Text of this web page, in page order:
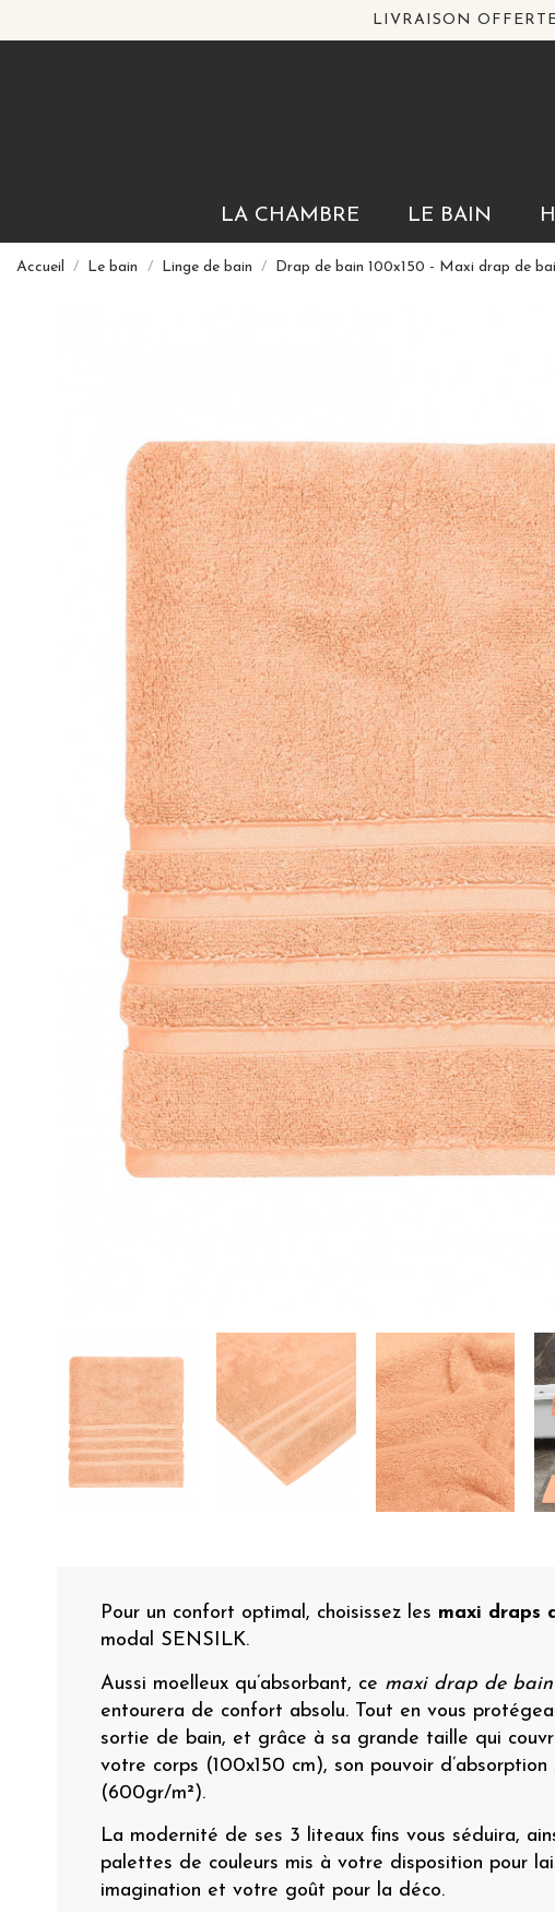
LIVRAISON
LA CHAMBRE LE BAIN
Accueil Le bain Linge de bain Drap de bain 100x150 - Maxi drap de
Pour un confort optimal, choisissez les maxi draps
modal SENSILK.
Aussi moelleux qu’absorbant, ce maxi drap de bain
entourera de confort absolu. Tout en vous
sortie de bain, et grâce à sa grande taille qui
votre corps (100x150 cm), son pouvoir d’absorption
(600gr/m²).
La modernité de ses 3 liteaux fins vous séduira,
palettes de couleurs mis à votre disposition pour
imagination et votre goût pour la déco.